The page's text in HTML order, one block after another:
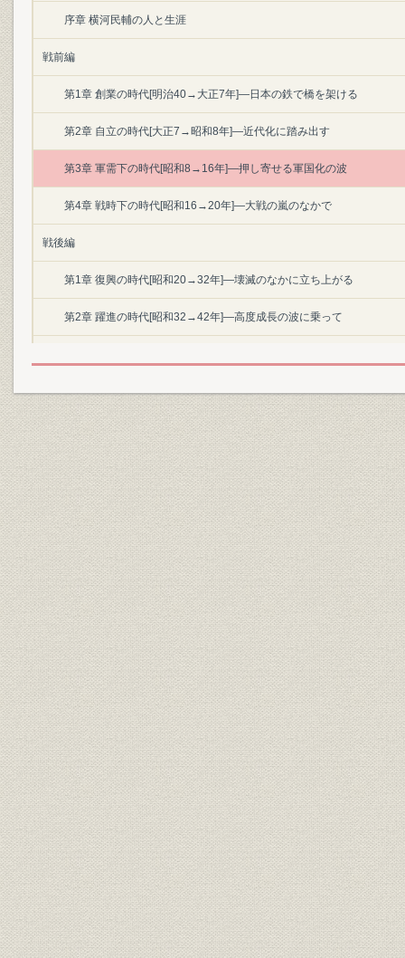
序章 横河民輔の人と生涯
戦前編
第1章 創業の時代[明治40→大正7年]―日本の鉄で橋を架ける
第2章 自立の時代[大正7→昭和8年]―近代化に踏み出す
第3章 軍需下の時代[昭和8→16年]―押し寄せる軍国化の波
第4章 戦時下の時代[昭和16→20年]―大戦の嵐のなかで
戦後編
第1章 復興の時代[昭和20→32年]―壊滅のなかに立ち上がる
第2章 躍進の時代[昭和32→42年]―高度成長の波に乗って
第4章 転換の時代[昭和53→60年]―新しい飛躍を目ざして
第5章 現況と展望[昭和60→62年]―新世紀へ向かって
資料編
索引
参考文献一覧
協力者一覧
編集あとがき